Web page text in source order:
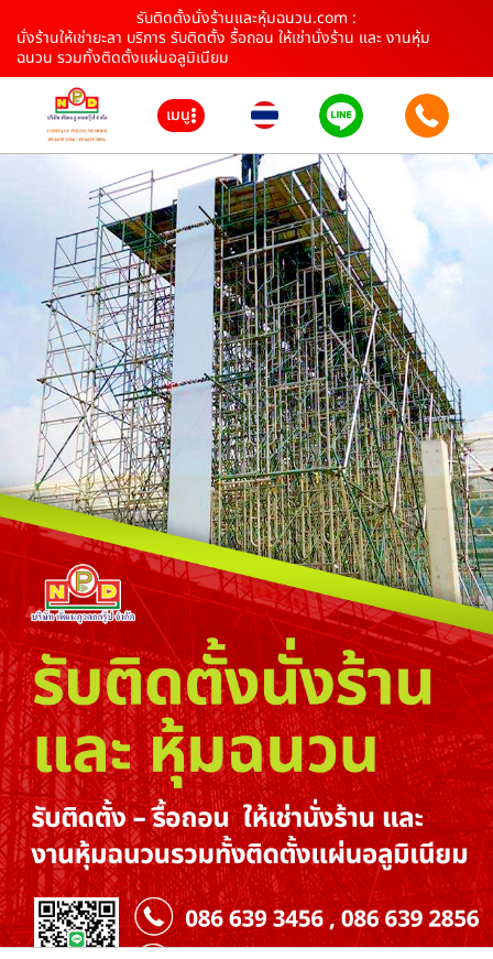
รับติดตั้งนั่งร้านและหุ้มฉนวน.com :
นั่งร้านให้เช่ายะลา บริการ รับติดตั้ง รื้อถอน ให้เช่านั่งร้าน และ งานหุ้ม
ฉนวน รวมทั้งติดตั้งแผ่นอลูมิเนียม
เมนู